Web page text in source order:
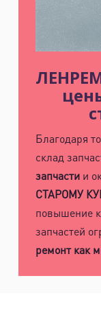
Благодаря
склад
запчастии
СТАРОМУ
повышение
запчастей
ремонт как